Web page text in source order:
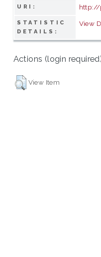
URI: http://
STATISTIC
DETAILS:
View
Actions (login
View Item